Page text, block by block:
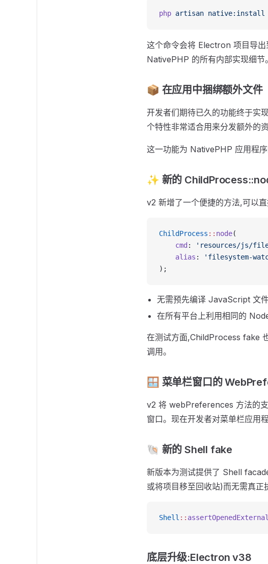
php artisan native:install
这个命令会将 Electron 项目导
NativePHP 的所有内部实现细节。
📦 在应用中捆绑额外文件
开发者们期待已久的功能终于实
个特性非常适合用来分发额外的
这一功能为 NativePHP 应用程序
✨ 新的
v2 新增了一个便捷的方法,可以
ChildProcess :: node(
    cmd
: 'resources/js/
    alias
:
'filesystem-
);
无需预先编译 JavaScript 文
在所有平台上利用相同的
在测试方面,ChildProcess fake
调用。
🪟 菜单栏窗口的
v2 将 webPreferences 方法的
窗口。现在开发者对菜单栏应用
🐚 新的 Shell fake
新版本为测试提供了 Shell
或将项目移至回收站)而无需真正
Shell :: assertOpenedExternal
底层升级:Electron v38